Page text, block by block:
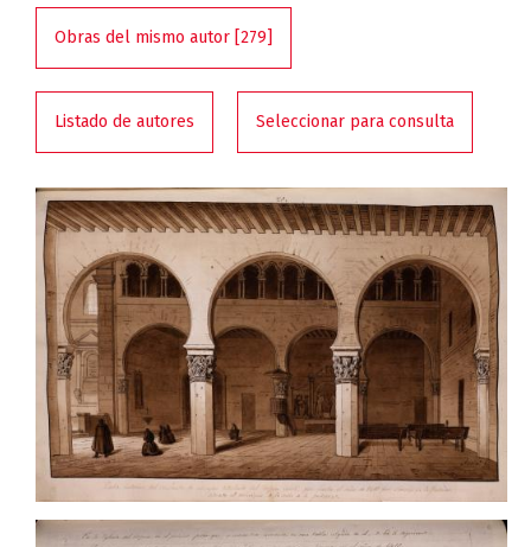
Obras del mismo autor [279]
Listado de autores Seleccionar para consulta